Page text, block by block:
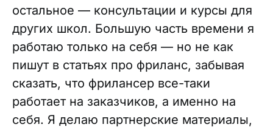
остальное — консультации и курсы для
других школ. Большую часть времени я
работаю только на себя — но не как
пишут в статьях про фриланс, забывая
сказать, что фрилансер все-таки
работает на заказчиков, а именно на
себя. Я делаю партнерские материалы,